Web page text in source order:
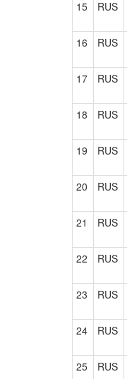
15 RUS
16 RUS
17 RUS
18 RUS
19 RUS
20 RUS
21 RUS
22 RUS
23 RUS
24 RUS
25 RUS